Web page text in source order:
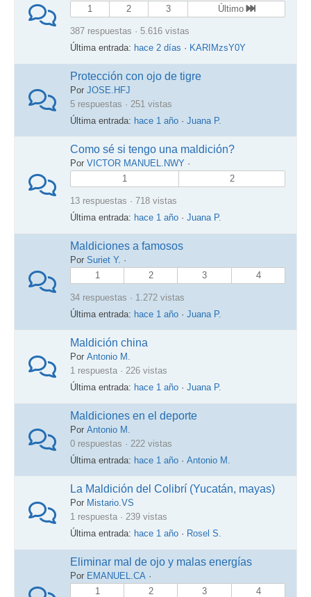
1
2 3 Último
387 respuestas · 5.616 vistas
Última entrada: hace 2 días · KARIMzsY0Y
Protección con ojo de tigre
Por JOSE.HFJ
5 respuestas · 251 vistas
Última entrada: hace 1 año · Juana P.
Como sé si tengo una maldición?
Por VICTOR MANUEL.NWY ·
1
2
13 respuestas · 718 vistas
Última entrada: hace 1 año · Juana P.
Maldiciones a famosos
Por Suriet Y. ·
1
2 3 4
34 respuestas · 1.272 vistas
Última entrada: hace 1 año · Juana P.
Maldición china
Por Antonio M.
1 respuesta · 226 vistas
Última entrada: hace 1 año · Juana P.
Maldiciones en el deporte
Por Antonio M.
0 respuestas · 222 vistas
Última entrada: hace 1 año · Antonio M.
La Maldición del Colibrí (Yucatán, mayas)
Por Mistario.VS
1 respuesta · 239 vistas
Última entrada: hace 1 año · Rosel S.
Eliminar mal de ojo y malas energías
Por EMANUEL.CA ·
1
2 3 4